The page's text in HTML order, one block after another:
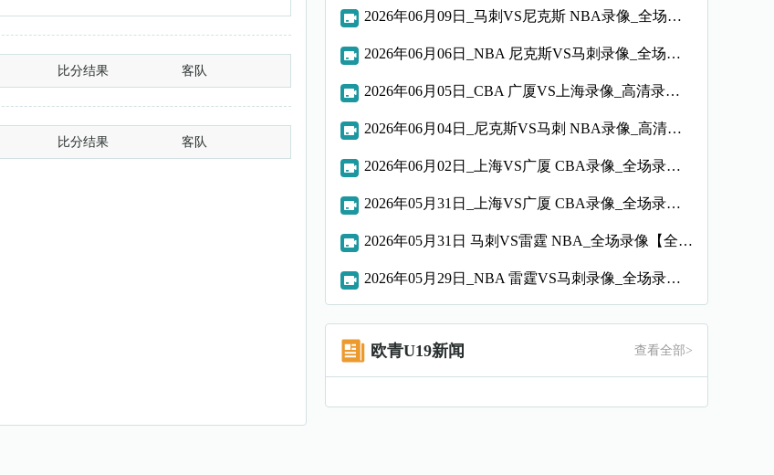
比分结果 客队
比分结果 客队
2026年06月09日_马刺VS尼克斯 NBA录像_全场录像【高清回放】
2026年06月06日_NBA 尼克斯VS马刺录像_全场录像【高清回放】
2026年06月05日_CBA 广厦VS上海录像_高清录像【全场回放】
2026年06月04日_尼克斯VS马刺 NBA录像_高清录像【全场回放】
2026年06月02日_上海VS广厦 CBA录像_全场录像【高清回放】
2026年05月31日_上海VS广厦 CBA录像_全场录像【高清回放】
2026年05月31日 马刺VS雷霆 NBA_全场录像【全场回放】
2026年05月29日_NBA 雷霆VS马刺录像_全场录像【视频集锦】
欧青U19新闻 查看全部>